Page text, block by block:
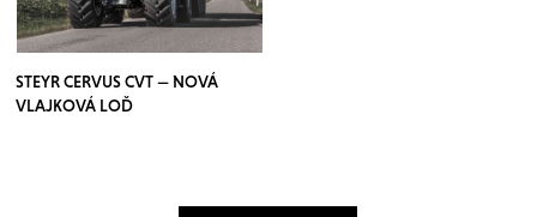
STEYR CERVUS CVT — NOVÁ
VLAJKOVÁ LOĎ